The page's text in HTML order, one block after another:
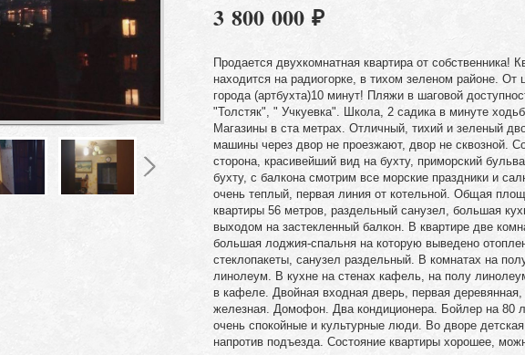
3 800 000 ₽
Продается двухкомнатная квартира от собственника!
находится на радиогорке, в тихом зеленом районе. От
города (артбухта)10 минут! Пляжи в шаговой
"Толстяк", " Учкуевка". Школа, 2 садика в минуте
Магазины в ста метрах. Отличный, тихий и зеленый
машины через двор не проезжают, двор не сквозной.
сторона, красивейший вид на бухту, приморский
бухту, с балкона смотрим все морские праздники и
очень теплый, первая линия от котельной. Общая
квартиры 56 метров, раздельный санузел, большая
выходом на застекленный балкон. В квартире две
большая лоджия-спальня на которую выведено
стеклопакеты, санузел раздельный. В комнатах на
линолеум. В кухне на стенах кафель, на полу
в кафеле. Двойная входная дверь, первая деревянная,
железная. Домофон. Два кондиционера. Бойлер на 80
очень спокойные и культурные люди. Во дворе
напротив подъезда. Состояние квартиры хорошее,